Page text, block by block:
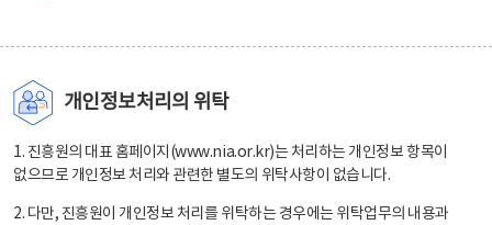
개인정보처리의 위탁
1. 진흥원의 대표 홈페이지(www.nia.or.kr)는 처리하는 개인정보 항목이
없으므로 개인정보 처리와 관련한 별도의 위탁사항이 없습니다.
2. 다만, 진흥원이 개인정보 처리를 위탁하는 경우에는 위탁업무의 내용과